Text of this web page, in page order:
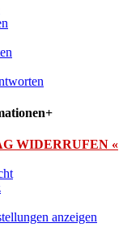
+
WIDERRUFEN «
anzeigen